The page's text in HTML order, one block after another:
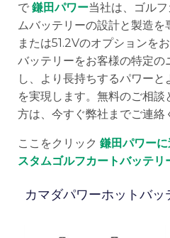
で 鎌田パワー当社は、ゴル
ムバッテリーの設計と製造
または51.2Vのオプションを
バッテリーをお客様の特定の
し、より長持ちするパワー
を実現します。無料のご相
方は、今すぐ弊社までご連絡
ここをクリック 鎌田パワー
スタムゴルフカートバッテリ
カマダパワーホットバッ